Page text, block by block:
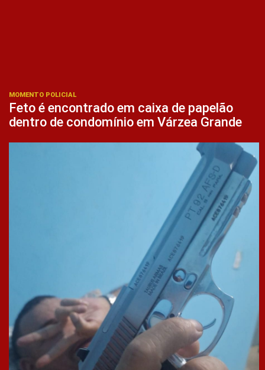
MOMENTO POLICIAL
Feto é encontrado em caixa de papelão
dentro de condomínio em Várzea Grande